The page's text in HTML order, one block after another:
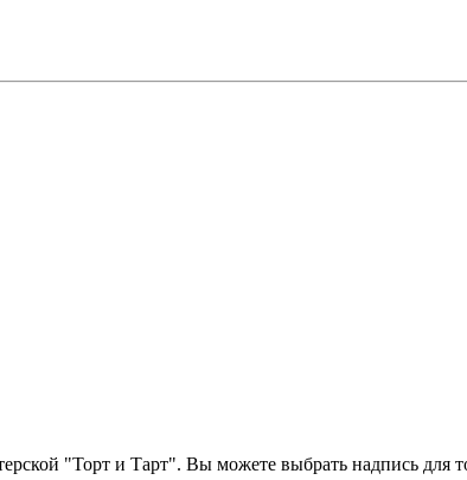
"Торт и Тарт". Вы можете выбрать надпись для